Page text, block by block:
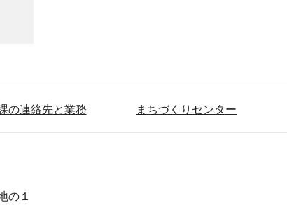
の連絡先と業務 まちづくりセンター
の１